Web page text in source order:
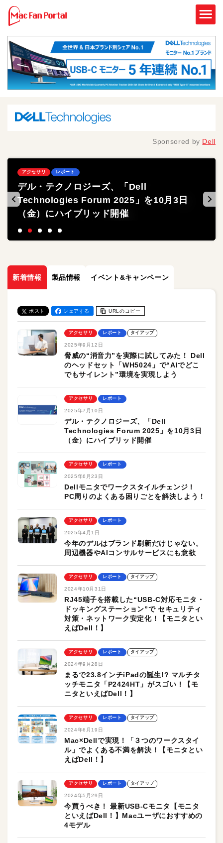
Sponsored by Dell
アクセサリ レポート
脅威の“消音力”を実際に試してみた！ Dellの
ヘッドセット「WH5024」で“AIでどこでも
サイレント”環境を実現しよう
アクセサリ レポート
デル・テクノロジーズ、「Dell
Technologies Forum 2025」を10月3日
（金）にハイブリッド開催
アクセサリ レポート
Dellモニタでワークスタイルチェンジ！ PC
周りのよくある困りごとを解決しよう！
アクセサリ レポート
今年のデルはブランド刷新だけじゃない。周
辺機器やAIコンサルサービスにも意欲
アクセサリ レポート
RJ45端子を搭載した“USB‐C対応モニタ・ド
ッキングステーション”で セキュリティ対
策・ネットワーク安定化！【モニタといえば
Dell！】
新着情報 製品情報 イベント&キャンペーン
ポスト シェアする URLのコピー
アクセサリ レポート タイアップ
2025年9月12日
脅威の“消音力”を実際に試してみた！ Dell
のヘッドセット「WH5024」で“AIでどこ
でもサイレント”環境を実現しよう
アクセサリ レポート
2025年7月10日
デル・テクノロジーズ、「Dell
Technologies Forum 2025」を10月3日
（金）にハイブリッド開催
アクセサリ レポート
2025年6月23日
Dellモニタでワークスタイルチェンジ！
PC周りのよくある困りごとを解決しよう！
アクセサリ レポート
2025年4月1日
今年のデルはブランド刷新だけじゃない。
周辺機器やAIコンサルサービスにも意欲
アクセサリ レポート タイアップ
2024年10月31日
RJ45端子を搭載した“USB‐C対応モニタ・
ドッキングステーション”で セキュリティ
対策・ネットワーク安定化！【モニタとい
えばDell！】
アクセサリ レポート タイアップ
2024年9月28日
まるで23.8インチiPadの誕生!? マルチタ
ッチモニタ「P2424HT」がスゴい！【モ
ニタといえばDell！】
アクセサリ レポート タイアップ
2024年6月19日
Mac×Dellで実現！「３つのワークスタイ
ル」でよくある不満を解決！【モニタとい
えばDell！】
アクセサリ レポート タイアップ
2024年5月29日
今買うべき！ 最新USB-Cモニタ【モニタ
といえばDell！】Macユーザにおすすめの
4モデル